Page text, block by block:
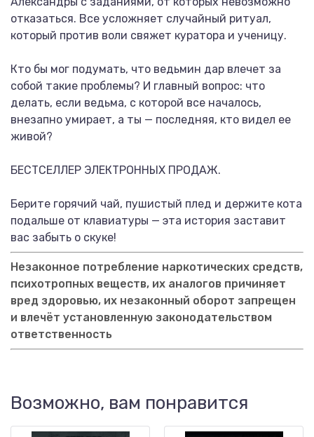
отказаться. Все усложняет случайный ритуал,
который против воли свяжет куратора и ученицу.
Кто бы мог подумать, что ведьмин дар влечет за
собой такие проблемы? И главный вопрос: что
делать, если ведьма, с которой все началось,
внезапно умирает, а ты — последняя, кто видел ее
живой?
БЕСТСЕЛЛЕР ЭЛЕКТРОННЫХ ПРОДАЖ.
Берите горячий чай, пушистый плед и держите кота
подальше от клавиатуры — эта история заставит
вас забыть о скуке!
Незаконное потребление наркотических средств,
психотропных веществ, их аналогов причиняет
вред здоровью, их незаконный оборот запрещен
и влечёт установленную законодательством
ответственность
Возможно, вам понравится